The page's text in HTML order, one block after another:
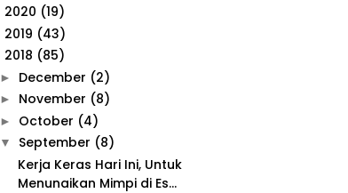
2020 (19)
2019 (43)
2018 (85)
► December (2)
► November (8)
► October (4)
▼ September (8)
Kerja Keras Hari Ini, Untuk
Menunaikan Mimpi di Es...